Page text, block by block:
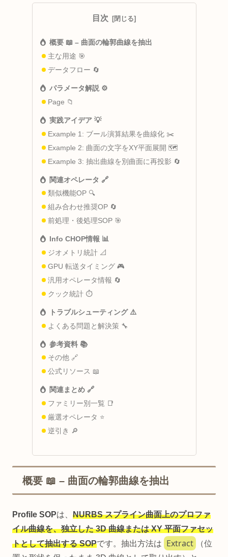
目次
概要 📖 – 曲面の輪郭曲線を抽出
主な用途 🎯
データフロー 🔄
パラメータ解説 ⚙️
Page 📁
実践アイデア 💡
Example 1: ブール演算結果を曲線化 ✂️
Example 2: 曲面の文字をXY平面展開 🗺️
Example 3: 抽出曲線を別曲面に再投影 🔄
関連オペレータ 🔗
類似機能OP 🔍
組み合わせ推奨OP 🔄
前処理・後処理SOP 🎯
Info CHOP情報 📊
ジオメトリ統計 📐
GPU 転送タイミング 🎮
汎用オペレータ情報 🔄
クック統計 ⏱️
トラブルシューティング ⚠️
よくある問題と解決策 🔧
参考資料 📚
その他 🔗
公式リソース 📖
関連まとめ 🔗
ファミリー別一覧 📑
厳選オペレータ ⭐
逆引き 🔎
概要 📖 – 曲面の輪郭曲線を抽出
Profile SOPは、 NURBS スプライン曲面上のプロファ
イル曲線を、独立した 3D 曲線または XY 平面ファセッ
トとして抽出する SOPです。抽出方法は Extract
（位